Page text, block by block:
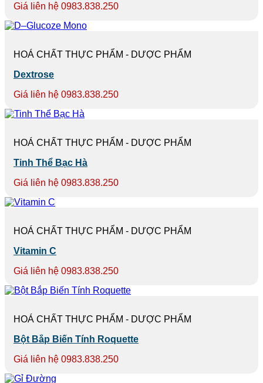
Giá liên hệ 0983.838.250
HOÁ CHẤT THỰC PHẨM - DƯỢC PHẨM
Dextrose
Giá liên hệ 0983.838.250
HOÁ CHẤT THỰC PHẨM - DƯỢC PHẨM
Tinh Thể Bạc Hà
Giá liên hệ 0983.838.250
HOÁ CHẤT THỰC PHẨM - DƯỢC PHẨM
Vitamin C
Giá liên hệ 0983.838.250
HOÁ CHẤT THỰC PHẨM - DƯỢC PHẨM
Bột Bắp Biến Tính Roquette
Giá liên hệ 0983.838.250